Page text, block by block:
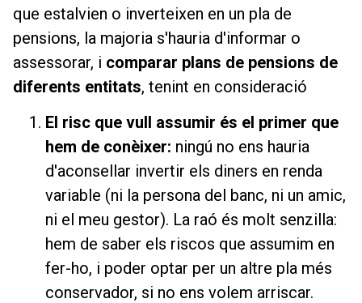
que estalvien o inverteixen en un pla de
pensions, la majoria s'hauria d'informar o
assessorar, i comparar plans de pensions de
diferents entitats, tenint en consideració
El risc que vull assumir és el primer que
hem de conèixer: ningú no ens hauria
d'aconsellar invertir els diners en renda
variable (ni la persona del banc, ni un amic,
ni el meu gestor). La raó és molt senzilla:
hem de saber els riscos que assumim en
fer-ho, i poder optar per un altre pla més
conservador, si no ens volem arriscar.